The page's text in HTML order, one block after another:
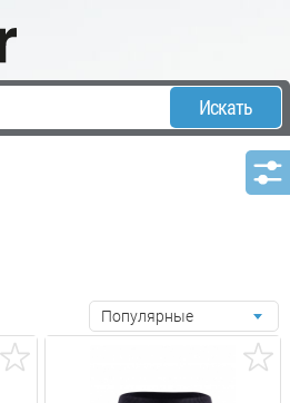
Искать
Популярные